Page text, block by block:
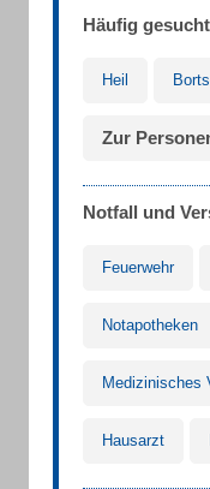
Häufig
Heil
Zur
Notfall und
Feuerwehr
Notapotheken
Medizinisches
Hausarzt